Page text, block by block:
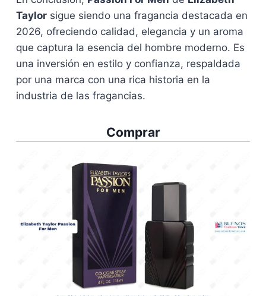
Taylor sigue siendo una fragancia destacada en
2026, ofreciendo calidad, elegancia y un aroma
que captura la esencia del hombre moderno. Es
una inversión en estilo y confianza, respaldada
por una marca con una rica historia en la
industria de las fragancias.
Comprar